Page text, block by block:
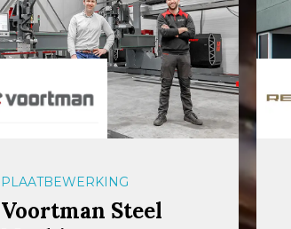
PLAATBEWERKING
Renneberg